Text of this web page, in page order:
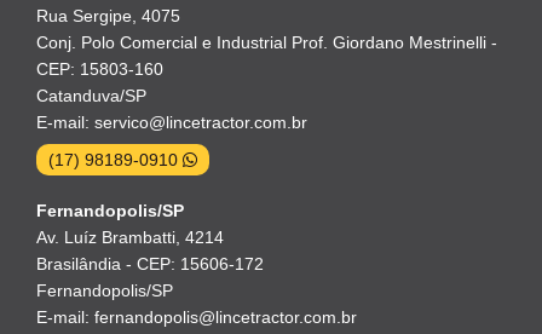
Rua Sergipe, 4075
Conj. Polo Comercial e Industrial Prof. Giordano Mestrinelli -
CEP: 15803-160
Catanduva/SP
E-mail: servico@lincetractor.com.br
(17) 98189-0910
Fernandopolis/SP
Av. Luíz Brambatti, 4214
Brasilândia - CEP: 15606-172
Fernandopolis/SP
E-mail: fernandopolis@lincetractor.com.br